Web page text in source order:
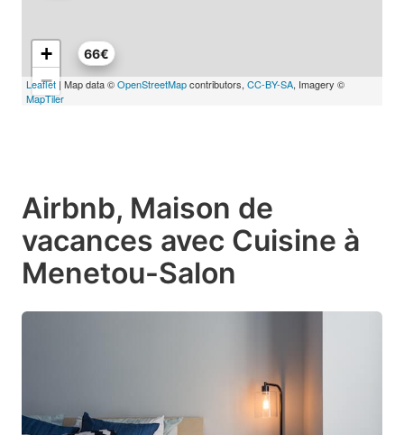
66€
+
−
Leaflet | Map data ©OpenStreetMapcontributors, CC-BY-SA, Imagery ©
MapTiler
Airbnb, Maison de
vacances avec Cuisine à
Menetou-Salon